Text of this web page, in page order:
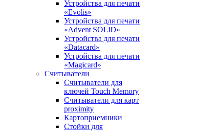
Устройства для печати
«Evolis»
Устройства для печати
«Advent SOLID»
Устройства для печати
«Datacard»
Устройства для печати
«Magicard»
Считыватели
Считыватели для
ключей Touch Memory
Считыватели для карт
proximity
Картоприемники
Стойки для